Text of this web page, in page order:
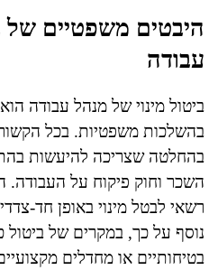
היבטים משפטיים של
עבודה
ביטול מינוי של מנהל עבודה
בהשלכות משפטיות. בכל הקשור
בהחלטה שצריכה להיעשות
השכר וחוק פיקוח על העבודה.
רשאי לבטל מינוי באופן חד-
נוסף על כך, במקרים של
בטיחותיים או מחדלים